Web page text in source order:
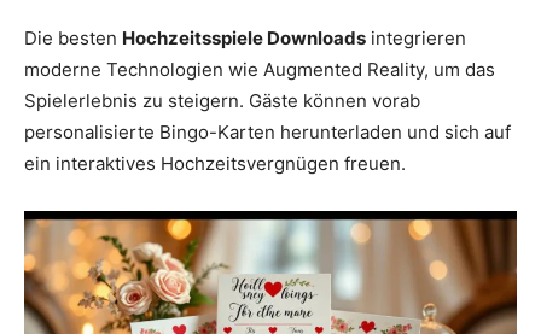
Die besten Hochzeitsspiele Downloads integrieren
moderne Technologien wie Augmented Reality, um das
Spielerlebnis zu steigern. Gäste können vorab
personalisierte Bingo-Karten herunterladen und sich auf
ein interaktives Hochzeitsvergnügen freuen.